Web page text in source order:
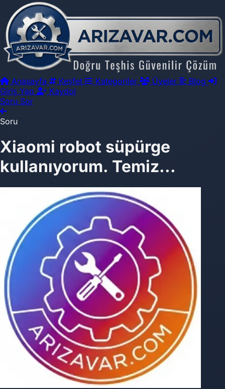
Anasayfa Keşfet Kategoriler Üyeler
Blog
Giriş Yap
Kaydol
Soru Sor
Soru
Xiaomi robot süpürge
kullanıyorum. Temiz...